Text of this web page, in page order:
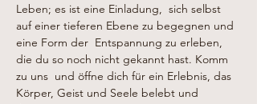
Leben; es ist eine Einladung,  sich selbst
auf einer tieferen Ebene zu begegnen und
eine Form der  Entspannung zu erleben,
die du so noch nicht gekannt hast. Komm
zu uns  und öffne dich für ein Erlebnis, das
Körper, Geist und Seele belebt und